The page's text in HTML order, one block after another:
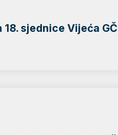
18. sjednice Vijeća GČ